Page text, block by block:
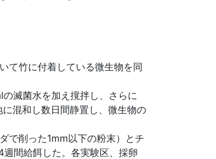
て竹に付着している微生物を同
滅菌水を加え撹拌し、さらに
混和し数日間静置し、微生物の
で削った1mm以下の粉末）とチ
間給餌した。各実験区、採卵